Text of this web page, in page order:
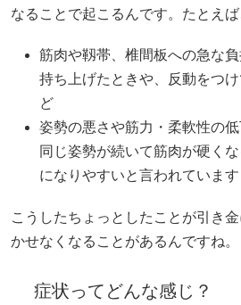
なることで起こるんです。たとえば
筋肉や靱帯、椎間板への急な
持ち上げたときや、反動をつ
ど
姿勢の悪さや筋力・柔軟性の
同じ姿勢が続いて筋肉が硬く
になりやすいと言われています
こうしたちょっとしたことが引き
かせなくなることがあるんですね。
症状ってどんな感じ？